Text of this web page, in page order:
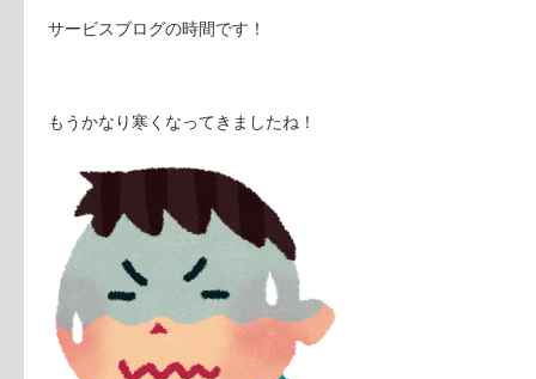
サービスブログの時間です！
もうかなり寒くなってきましたね！